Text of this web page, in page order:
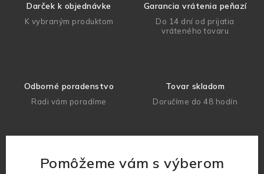
Darček k objednávke
K vybraným produktom
Garancia vrátenia peňazí
Do 14 dní od prijatia
vráteného tovaru
Odborné poradenstvo
Radi vám poradíme
Tovar skladom
Doručíme do 48 hodín
Pomôžeme vám s výberom